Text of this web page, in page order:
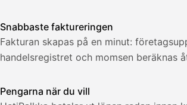
Snabbaste faktureringen
Fakturan skapas på en minut:
handelsregistret och momsen beräknas
Pengarna när du vill